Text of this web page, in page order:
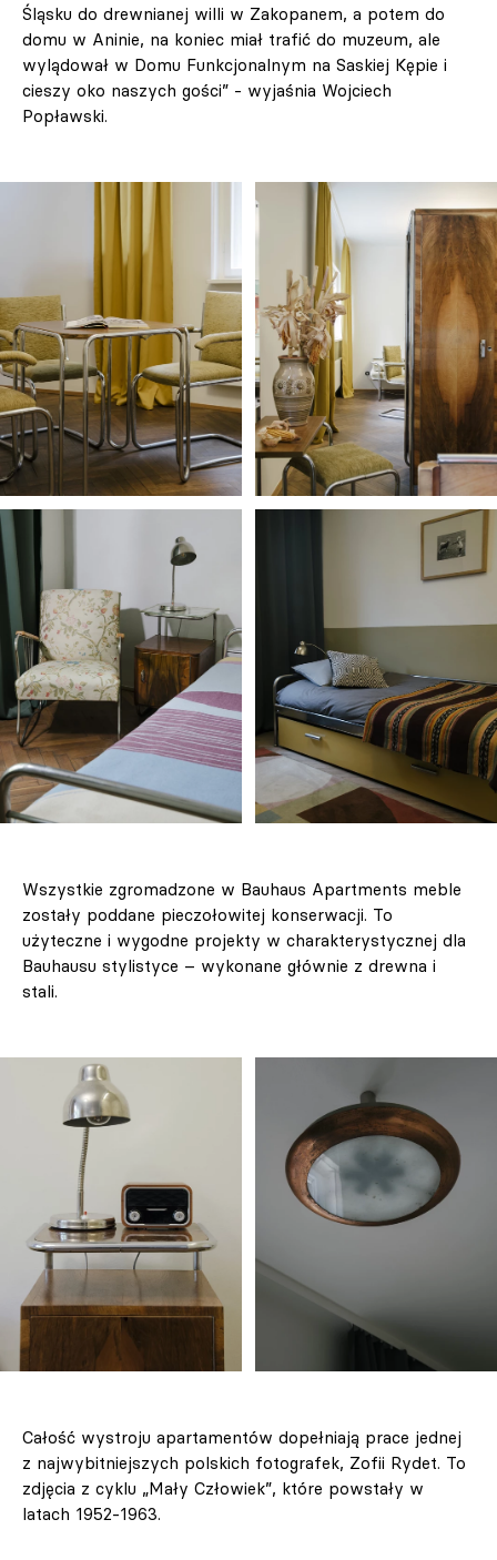
Śląsku do drewnianej willi w Zakopanem, a potem do
domu w Aninie, na koniec miał trafić do muzeum, ale
wylądował w Domu Funkcjonalnym na Saskiej Kępie i
cieszy oko naszych gości” - wyjaśnia Wojciech
Popławski.
Wszystkie zgromadzone w Bauhaus Apartments meble
zostały poddane pieczołowitej konserwacji. To
użyteczne i wygodne projekty w charakterystycznej dla
Bauhausu stylistyce – wykonane głównie z drewna i
stali.
Całość wystroju apartamentów dopełniają prace jednej
z najwybitniejszych polskich fotografek, Zofii Rydet. To
zdjęcia z cyklu „Mały Człowiek”, które powstały w
latach 1952-1963.